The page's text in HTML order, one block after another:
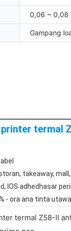
0,06 ~ 0,08
Gampang
printer termal
takeaway,
IOS adhedhasar
- ora ana tinta
termal Z58-II